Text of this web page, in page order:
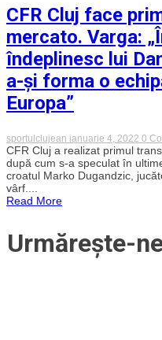
CFR Cluj face
mercato. Varga:
îndeplinesc lui
a-și forma o
Europa”
sportulclujean ianuarie 4, 2022 0
CFR Cluj a realizat primul
după cum s-a speculat în
croatul Marko Dugandzic,
vârf....
Read More
Urmărește-